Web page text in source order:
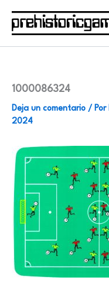
contenido
1000086324
Deja un comentario / Por
2024